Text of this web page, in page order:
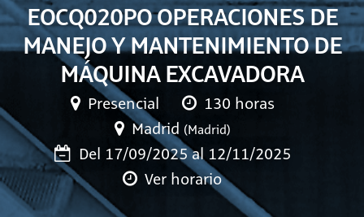
EOCQ020PO OPERACIONES DE
MANEJO Y MANTENIMIENTO DE
MÁQUINA EXCAVADORA
Presencial
130 horas
Madrid (Madrid)
Del 17/09/2025 al 12/11/2025
Ver horario